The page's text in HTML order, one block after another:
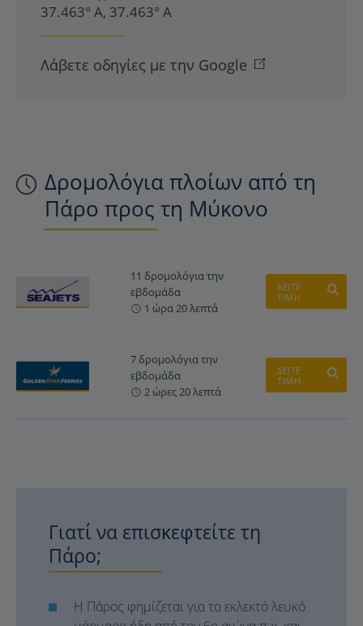
Δρομολόγια πλοίων από τη
Πάρο προς τη Μύκονο
11 δρομολόγια την
εβδομάδα
1 ώρα 20 λεπτά
ΔΕΙΤΕ
ΤΙΜΗ
7 δρομολόγια την
εβδομάδα
2 ώρες 20 λεπτά
ΔΕΙΤΕ
ΤΙΜΗ
Γιατί να επισκεφτείτε τη
Πάρο;
Η Πάρος φημίζεται για το εκλεκτό λευκό
37.463° Α, 37.463° Α
Λάβετε οδηγίες με την Google